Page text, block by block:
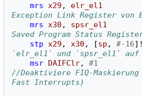
mrs x29 , elr_el1
Exception Link Register von
mrs x30 , spsr_el1
Saved Program Status
stp x29 , x30 , [sp , #-16]!
`elr_el1` und `spsr_el1` auf
msr DAIFClr,
#1
//Deaktiviere FIQ-
Fast Interrupts)